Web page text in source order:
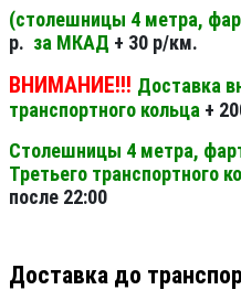
(столешницы 4 метра,
р. за МКАД + 30 р/км.
ВНИМАНИЕ!!! Доставка
транспортного кольца +
Столешницы 4 метра,
Третьего транспортного
после 22:00
Доставка до